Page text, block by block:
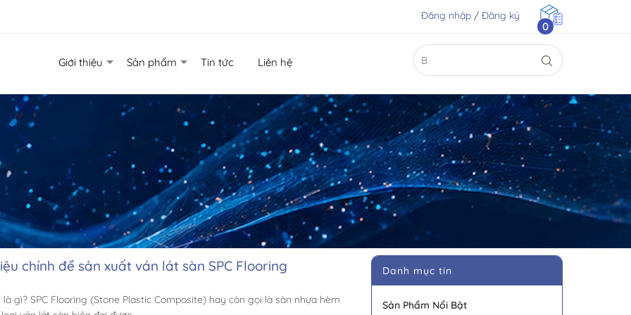
Đăng nhập / Đăng ký
0
Giới thiệu Sản phẩm Tin tức Liên hệ
chính để sản xuất ván lát sàn SPC Flooring
là gì? SPC Flooring (Stone Plastic Composite) hay còn gọi là sàn nhựa hèm
Danh mục tin
Sản Phẩm Nổi Bật